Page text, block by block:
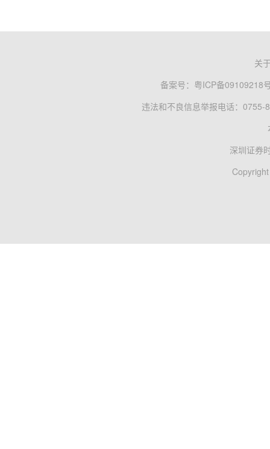
关
备案号： 粤ICP备09109218
违法和不良信息举报电话：0755-
深圳证券